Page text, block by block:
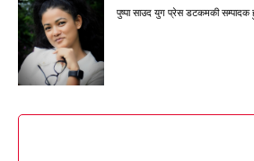
पुष्पा साउद युग प्रेस डटकमकी सम्पादक